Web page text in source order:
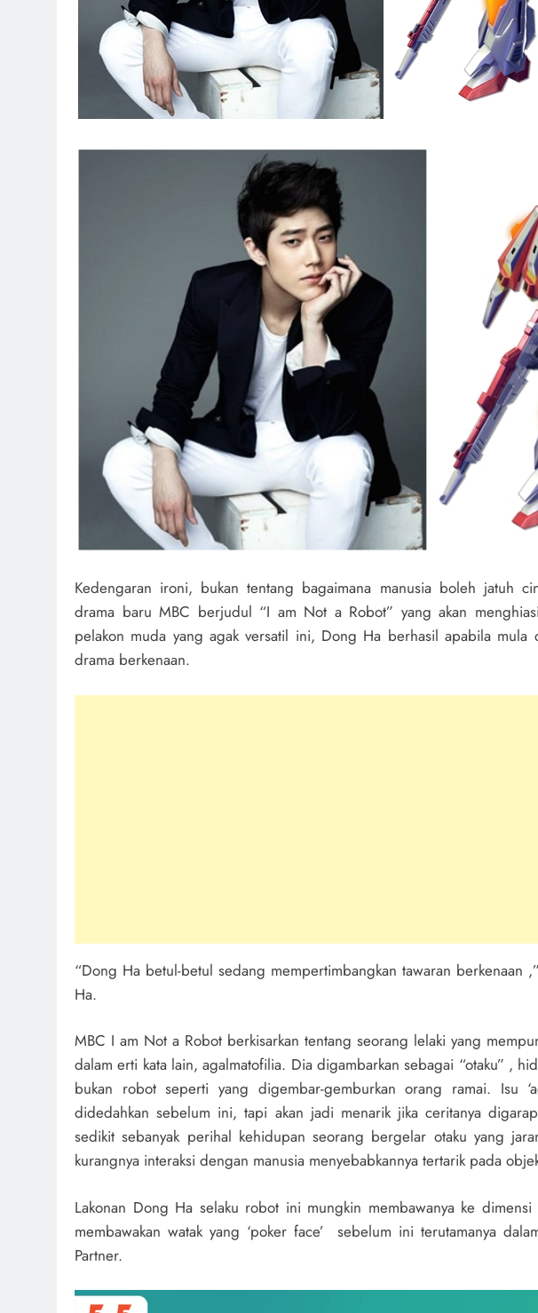
Kedengaran ironi, bukan tentang bagaimana manusia boleh jatuh
drama baru MBC berjudul “I am Not a Robot” yang akan
pelakon muda yang agak versatil ini, Dong Ha berhasil apabila mula
drama berkenaan.
“Dong Ha betul-betul sedang mempertimbangkan tawaran berkenaan
Ha.
MBC I am Not a Robot berkisarkan tentang seorang lelaki yang
dalam erti kata lain, agalmatofilia. Dia digambarkan sebagai “otaku” ,
bukan robot seperti yang digembar-gemburkan orang ramai. Isu
didedahkan sebelum ini, tapi akan jadi menarik jika ceritanya
sedikit sebanyak perihal kehidupan seorang bergelar otaku yang
kurangnya interaksi dengan manusia menyebabkannya tertarik pada
Lakonan Dong Ha selaku robot ini mungkin membawanya ke
membawakan watak yang ‘poker face’ sebelum ini terutamanya
Partner.